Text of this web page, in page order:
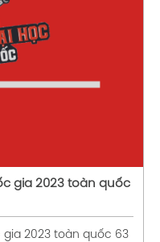
tiết
gia 2023 toàn quốc
gia 2023 toàn quốc 63